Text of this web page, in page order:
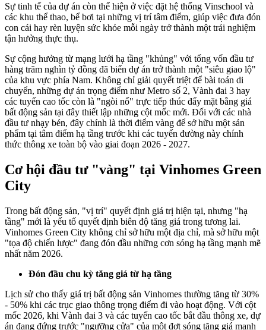
Sự tinh tế của dự án còn thể hiện ở việc đặt hệ thống Vinschool và
các khu thể thao, bể bơi tại những vị trí tâm điểm, giúp việc đưa đón
con cái hay rèn luyện sức khỏe mỗi ngày trở thành một trải nghiệm
tận hưởng thực thụ.
Sự cộng hưởng từ mạng lưới hạ tầng "khủng" với tổng vốn đầu tư
hàng trăm nghìn tỷ đồng đã biến dự án trở thành một "siêu giao lộ"
của khu vực phía Nam. Không chỉ giải quyết triệt để bài toán di
chuyển, những dự án trọng điểm như Metro số 2, Vành đai 3 hay
các tuyến cao tốc còn là "ngòi nổ" trực tiếp thúc đẩy mặt bằng giá
bất động sản tại đây thiết lập những cột mốc mới. Đối với các nhà
đầu tư nhạy bén, đây chính là thời điểm vàng để sở hữu một sản
phẩm tại tâm điểm hạ tầng trước khi các tuyến đường này chính
thức thông xe toàn bộ vào giai đoạn 2026 - 2027.
Cơ hội đầu tư "vàng" tại Vinhomes Green
City
Trong bất động sản, "vị trí" quyết định giá trị hiện tại, nhưng "hạ
tầng" mới là yếu tố quyết định biên độ tăng giá trong tương lai.
Vinhomes Green City không chỉ sở hữu một địa chỉ, mà sở hữu một
"tọa độ chiến lược" đang đón đầu những cơn sóng hạ tầng mạnh mẽ
nhất năm 2026.
Đón đầu chu kỳ tăng giá từ hạ tầng
Lịch sử cho thấy giá trị bất động sản Vinhomes thường tăng từ 30%
- 50% khi các trục giao thông trọng điểm đi vào hoạt động. Với cột
mốc 2026, khi Vành đai 3 và các tuyến cao tốc bắt đầu thông xe, dự
án đang đứng trước "ngưỡng cửa" của một đợt sóng tăng giá mạnh